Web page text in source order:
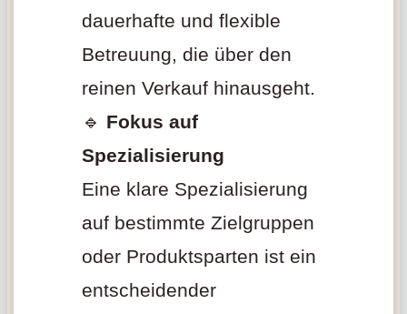
dauerhafte und flexible
Betreuung, die über den
reinen Verkauf hinausgeht.
🔹 Fokus auf
Spezialisierung
Eine klare Spezialisierung
auf bestimmte Zielgruppen
oder Produktsparten ist ein
entscheidender